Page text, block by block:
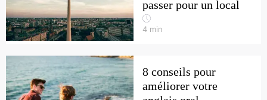
passer pour un local
4 min
8 conseils pour
améliorer votre